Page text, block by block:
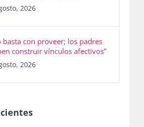
2026
basta con proveer; los padres
construir vínculos afectivos”
2026